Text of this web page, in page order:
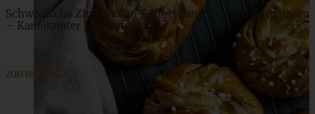
Schwedische Zimtknoten / Zimtschnecken mit Kardamom
– Kanelknuter / Kanelbullar
ZUM BEITRAG